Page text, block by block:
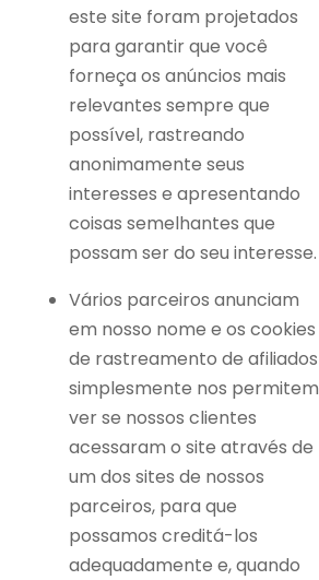
este site foram projetados
para garantir que você
forneça os anúncios mais
relevantes sempre que
possível, rastreando
anonimamente seus
interesses e apresentando
coisas semelhantes que
possam ser do seu interesse.
Vários parceiros anunciam
em nosso nome e os cookies
de rastreamento de afiliados
simplesmente nos permitem
ver se nossos clientes
acessaram o site através de
um dos sites de nossos
parceiros, para que
possamos creditá-los
adequadamente e, quando